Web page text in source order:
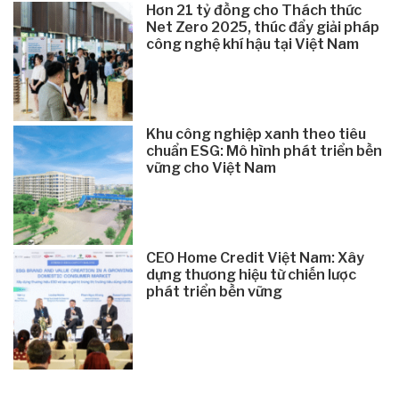
Hơn 21 tỷ đồng cho Thách thức
Net Zero 2025, thúc đẩy giải pháp
công nghệ khí hậu tại Việt Nam
Khu công nghiệp xanh theo tiêu
chuẩn ESG: Mô hình phát triển bền
vững cho Việt Nam
CEO Home Credit Việt Nam: Xây
dựng thương hiệu từ chiến lược
phát triển bền vững